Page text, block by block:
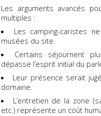
Les arguments avancés
multiples :
Les camping-caristes
musées du site.
Certains séjournent
dépasse l’esprit initial du
Leur présence serait
domaine.
L’entretien de la zone
etc.) représente un coût